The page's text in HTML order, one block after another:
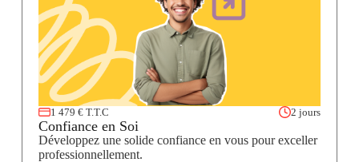
1 479 € T.T.C 2 jours
Confiance en Soi
Développez une solide confiance en vous pour exceller
professionnellement.